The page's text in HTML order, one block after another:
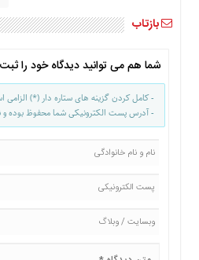
بازتاب
شما هم می توانید دیدگاه خود را
- کامل کردن گزینه های ستاره دار (*)
- آدرس پست الکترونیکی شما محفوظ بوده